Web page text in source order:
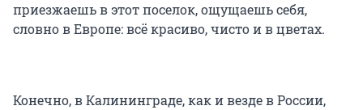
приезжаешь в этот поселок, ощущаешь себя,
словно в Европе: всё красиво, чисто и в цветах.
Конечно, в Калининграде, как и везде в России,